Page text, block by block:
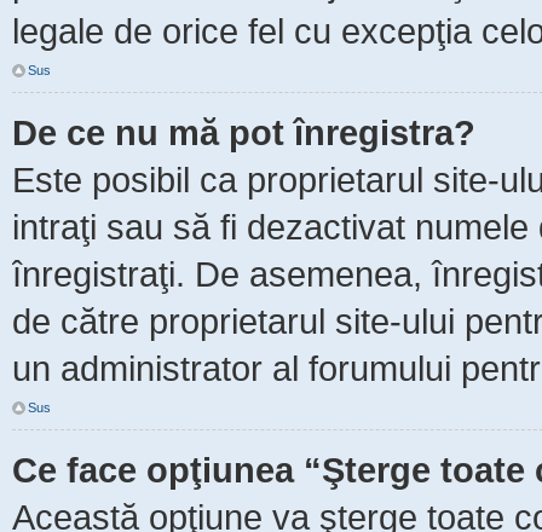
legale de orice fel cu excepţia
Sus
De ce nu mă pot înregistra?
Este posibil ca proprietarul site-
intraţi sau să fi dezactivat
înregistraţi. De asemenea,
de către proprietarul site-ului
un administrator al forumului
Sus
Ce face opţiunea “Şterge
Această opţiune va şterge toate